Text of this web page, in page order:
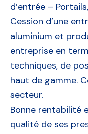
d’entrée –
Cession d’une
aluminium et
entreprise en
techniques, de
haut de gamme.
secteur.
Bonne rentabilité
qualité de ses